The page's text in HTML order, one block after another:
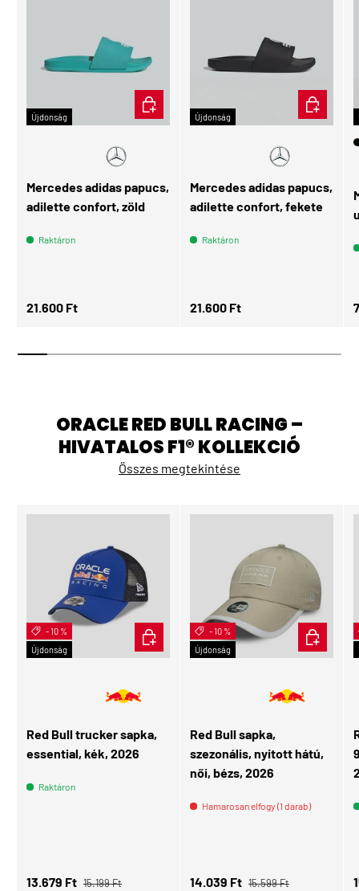
Újdonság
Mercedes adidas papucs,
adilette confort, zöld
Raktáron
Normál ár
21.600 Ft
ÉRDEKEL
Újdonság
Mercedes adidas papucs,
adilette confort, fekete
Raktáron
Normál ár
21.600 Ft
ÉRDEKEL
ORACLE RED BULL RACING –
HIVATALOS F1® KOLLEKCIÓ
Összes megtekintése
- 10 %
Újdonság
Red Bull trucker sapka,
essential, kék, 2026
Raktáron
Eladási ár
13.679 Ft Normál ár
15.199 Ft
KOSÁRBA
- 10 %
Újdonság
👩 Női
Red Bull sapka,
szezonális, nyitott hátú,
női, bézs, 2026
Hamarosan elfogy (1 darab)
Eladási ár
14.039 Ft Normál ár
15.599 Ft
KOSÁRBA